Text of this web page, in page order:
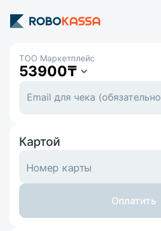
ТОО Маркетплейс
53900₸
Картой
Номер карты
Оплатить